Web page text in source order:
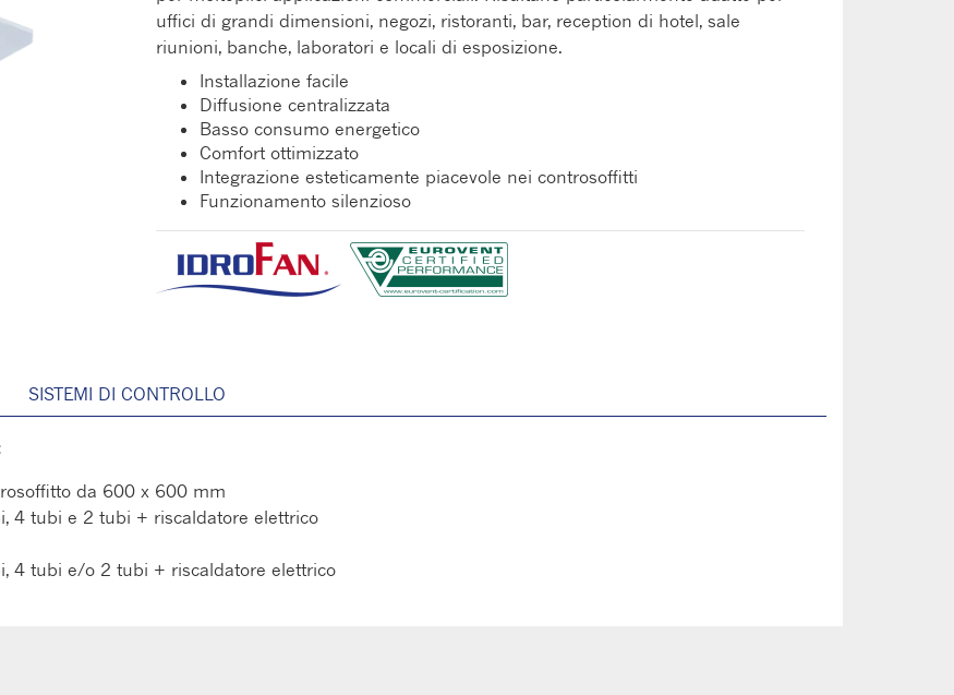
uffici di grandi dimensioni, negozi, ristoranti, bar, reception di hotel, sale
riunioni, banche, laboratori e locali di esposizione.
Installazione facile
Diffusione centralizzata
Basso consumo energetico
Comfort ottimizzato
Integrazione esteticamente piacevole nei controsoffitti
Funzionamento silenzioso
SISTEMI DI CONTROLLO
da 600 x 600 mm
4 tubi e 2 tubi + riscaldatore elettrico
4 tubi e/o 2 tubi + riscaldatore elettrico